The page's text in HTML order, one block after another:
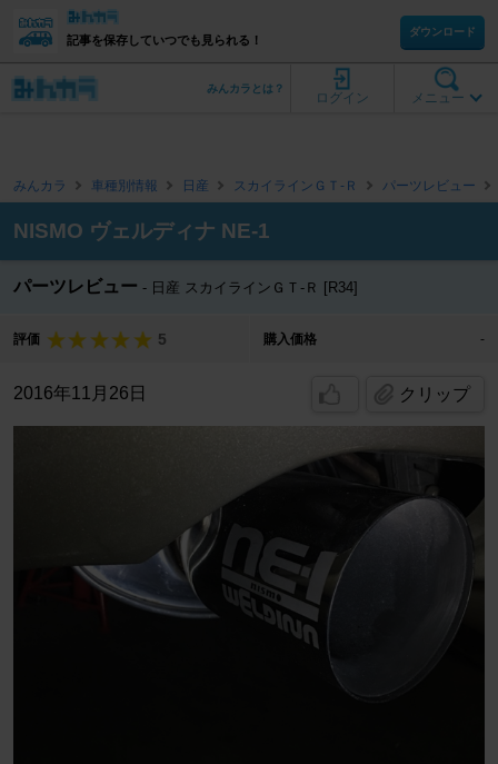
記事を保存していつでも見られる！
ダウンロード
メニュー
ログイン
みんカラとは？
みんカラ 車種別情報 日産 スカイラインＧＴ‐Ｒ パーツレビュー
NISMO ヴェルディナ NE-1
パーツレビュー 日産 スカイラインＧＴ‐Ｒ [R34]
評価 5 購入価格 -
2016年11月26日 クリップ